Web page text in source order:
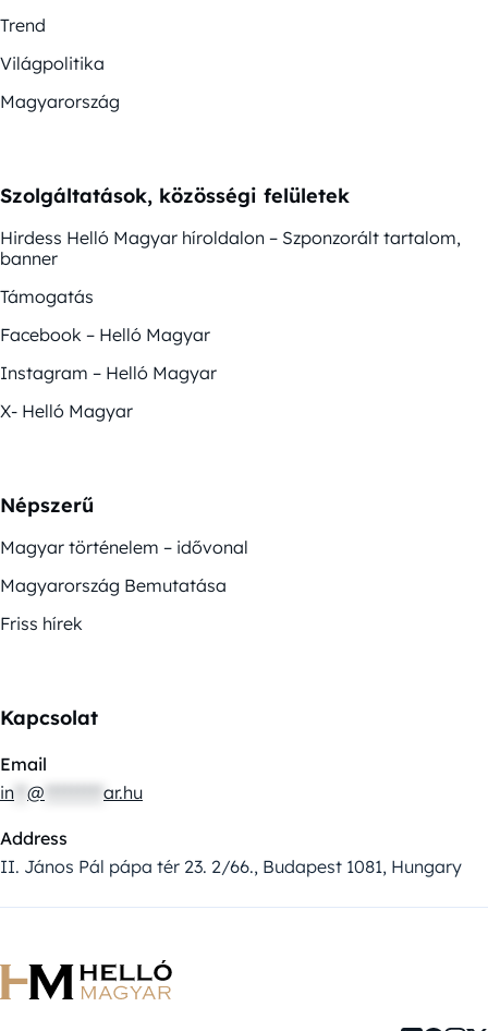
Trend
Világpolitika
Magyarország
Szolgáltatások, közösségi felületek
Hirdess Helló Magyar híroldalon – Szponzorált tartalom,
banner
Támogatás
Facebook – Helló Magyar
Instagram – Helló Magyar
X- Helló Magyar
Népszerű
Magyar történelem – idővonal
Magyarország Bemutatása
Friss hírek
Kapcsolat
Email
in @ ar.hu
Address
II. János Pál pápa tér 23. 2/66., Budapest 1081, Hungary